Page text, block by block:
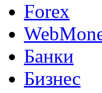
Forex
Банки
Бизнес